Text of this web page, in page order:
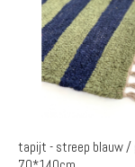
tapijt - streep blauw /